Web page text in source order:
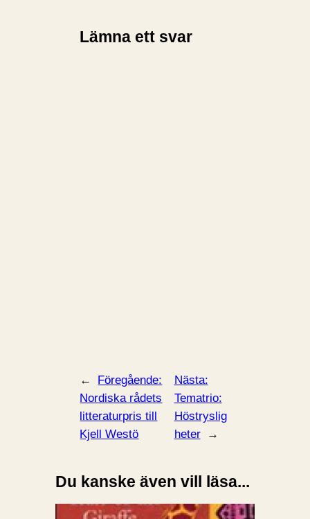
Lämna ett svar
←
Föregående:
Nordiska rådets
litteraturpris till
Kjell Westö
Nästa:
Tematrio:
Höstryslig
heter
→
Du kanske även vill läsa...